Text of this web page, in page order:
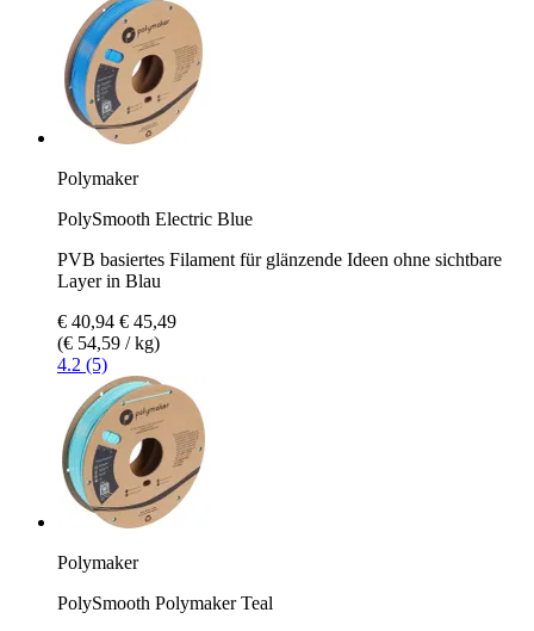
Polymaker
PolySmooth Electric Blue
PVB basiertes Filament für glänzende Ideen ohne sichtbare
Layer in Blau
€ 40,94 € 45,49
(€ 54,59 / kg)
4.2 (5)
Polymaker
PolySmooth Polymaker Teal